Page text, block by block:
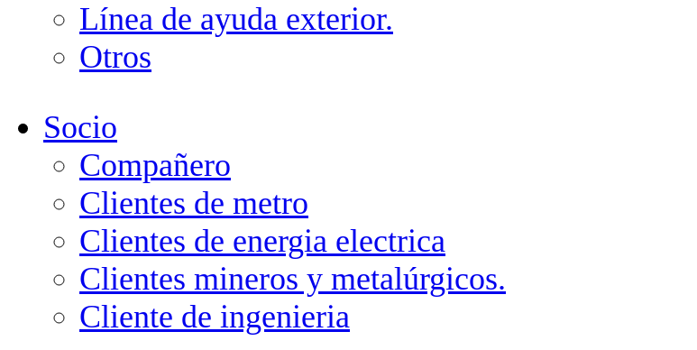
Línea de ayuda exterior.
Otros
Socio
Compañero
Clientes de metro
Clientes de energia electrica
Clientes mineros y metalúrgicos.
Cliente de ingenieria